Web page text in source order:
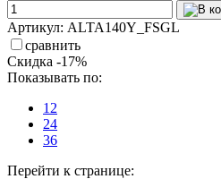
Артикул: ALTA140Y_FSGL
сравнить
Скидка -17%
Показывать по:
12
24
36
Перейти к странице: